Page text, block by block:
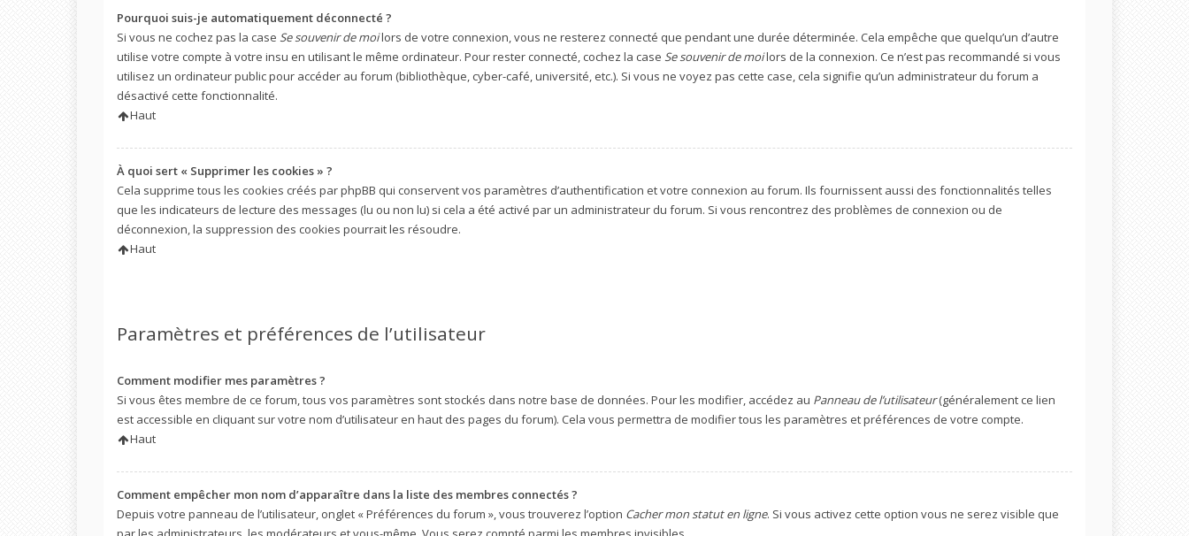
Pourquoi suis-je automatiquement déconnecté ?
Si vous ne cochez pas la case Se souvenir de moilors de votre connexion, vous ne resterez connecté que pendant une durée déterminée. Cela empêche que quelqu’un d’autre
utilise votre compte à votre insu en utilisant le même ordinateur. Pour rester connecté, cochez la case Se souvenir de moilors de la connexion. Ce n’est pas recommandé si vous
utilisez un ordinateur public pour accéder au forum (bibliothèque, cyber-café, université, etc.). Si vous ne voyez pas cette case, cela signifie qu’un administrateur du forum a
désactivé cette fonctionnalité.
Haut
À quoi sert « Supprimer les cookies » ?
Cela supprime tous les cookies créés par phpBB qui conservent vos paramètres d’authentification et votre connexion au forum. Ils fournissent aussi des fonctionnalités telles
que les indicateurs de lecture des messages (lu ou non lu) si cela a été activé par un administrateur du forum. Si vous rencontrez des problèmes de connexion ou de
déconnexion, la suppression des cookies pourrait les résoudre.
Haut
Paramètres et préférences de l’utilisateur
Comment modifier mes paramètres ?
Si vous êtes membre de ce forum, tous vos paramètres sont stockés dans notre base de données. Pour les modifier, accédez au Panneau de l’utilisateur(généralement ce lien
est accessible en cliquant sur votre nom d’utilisateur en haut des pages du forum). Cela vous permettra de modifier tous les paramètres et préférences de votre compte.
Haut
Comment empêcher mon nom d’apparaître dans la liste des membres connectés ?
Depuis votre panneau de l’utilisateur, onglet « Préférences du forum », vous trouverez l’option Cacher mon statut en ligne. Si vous activez cette option vous ne serez visible que